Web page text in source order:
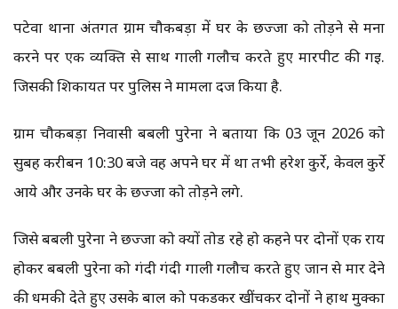
पटेवा थाना अंतर्गत ग्राम चौकबड़ा में घर के छज्जा को तोड़ने से मना
करने पर एक व्यक्ति से साथ गाली गलौच करते हुए मारपीट की गई.
जिसकी शिकायत पर पुलिस ने मामला दर्ज किया है.
ग्राम चौकबड़ा निवासी बबली पुरेना ने बताया कि 03 जून 2026 को
सुबह करीबन 10:30 बजे वह अपने घर में था तभी हरेश कुर्रे, केवल कुर्रे
आये और उनके घर के छज्जा को तोड़ने लगे.
जिसे बबली पुरेना ने छज्जा को क्यों तोड रहे हो कहने पर दोनों एक राय
होकर बबली पुरेना को गंदी गंदी गाली गलौच करते हुए जान से मार देने
की धमकी देते हुए उसके बाल को पकडकर खींचकर दोनों ने हाथ मुक्का